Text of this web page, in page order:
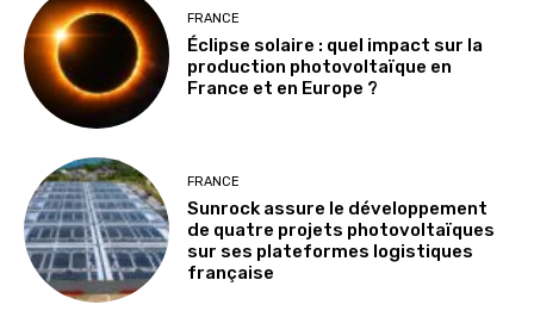
FRANCE
Éclipse solaire : quel impact sur la
production photovoltaïque en
France et en Europe ?
FRANCE
Sunrock assure le développement
de quatre projets photovoltaïques
sur ses plateformes logistiques
française